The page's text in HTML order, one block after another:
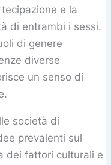
e la
di entrambi i sessi.
di genere
diverse
un senso di
società di
prevalenti sul
dei fattori culturali e